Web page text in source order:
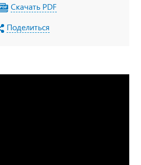
Скачать PDF
Поделиться